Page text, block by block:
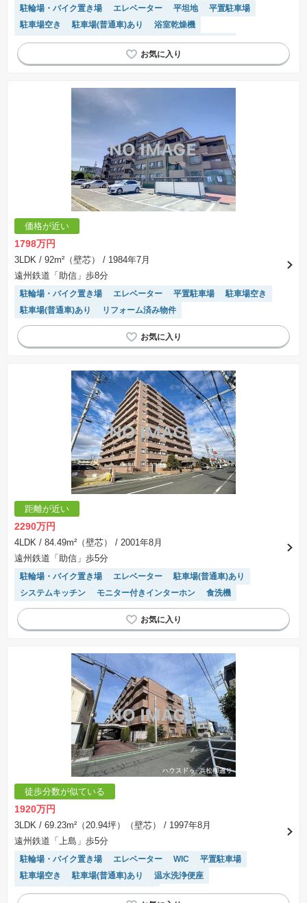
駐輪場・バイク置き場 エレベーター 平坦地
平置駐車場
駐車場空き
駐車場(普通車)あり
浴室乾燥機
リフォーム済み物件
閑静な住宅地
システムキッチン
温水洗浄便座
モニター付きインターホン
価格が近い
1798万円
3LDK / 92m²（壁芯）
/ 1984年7月
遠州鉄道「助信」歩8分
駐輪場・バイク置き場 エレベーター 平置駐車場
駐車場空き
駐車場(普通車)あり
リフォーム済み物件
距離が近い
2290万円
4LDK / 84.49m²（壁芯）
/ 2001年8月
遠州鉄道「助信」歩5分
駐輪場・バイク置き場 エレベーター
駐車場(普通車)あり
システムキッチン
モニター付きインターホン 食洗機
徒歩分数が似ている
1920万円
3LDK / 69.23m²（20.94坪）（壁芯）
/ 1997年8月
遠州鉄道「上島」歩5分
駐輪場・バイク置き場 エレベーター WIC
平置駐車場
駐車場空き
駐車場(普通車)あり
温水洗浄便座
モニター付きインターホン
食洗機